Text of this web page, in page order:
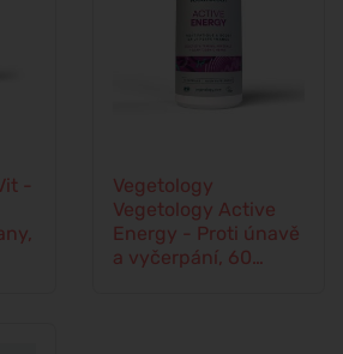
-
Vegetology
Vegetology Active
Energy - Proti únavě
a vyčerpání, 60